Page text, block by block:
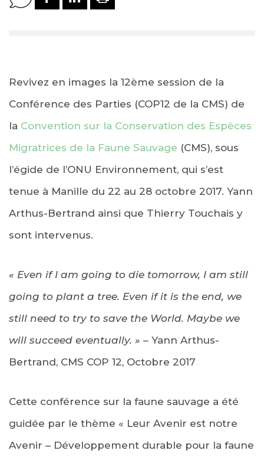
Revivez en images la 12ème session de la
Conférence des Parties (COP12 de la CMS) de
la Convention sur la Conservation des Espèces
Migratrices de la Faune Sauvage (CMS), sous
l’égide de l’ONU Environnement, qui s’est
tenue à Manille du 22 au 28 octobre 2017. Yann
Arthus-Bertrand ainsi que Thierry Touchais y
sont intervenus.
« Even if I am going to die tomorrow, I am still
going to plant a tree. Even if it is the end, we
still need to try to save the World. Maybe we
will succeed eventually. » – Yann Arthus-
Bertrand, CMS COP 12, Octobre 2017
Cette conférence sur la faune sauvage a été
guidée par le thème « Leur Avenir est notre
Avenir – Développement durable pour la faune